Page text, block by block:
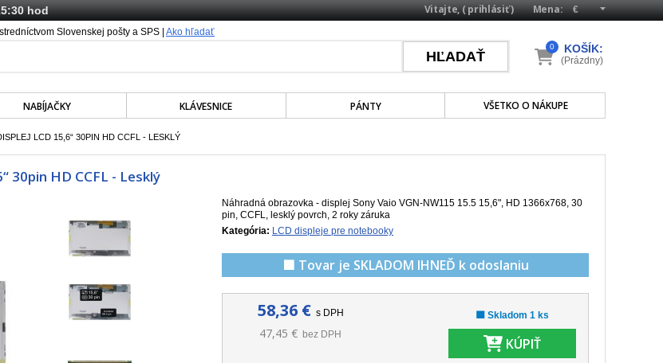
hod Mena:
Vitajte, (prihlásiť)
Slovenskej pošty a SPS | Ako hľadať
NABÍJAČKY KLÁVESNICE PÁNTY VŠETKO O NÁKUPE
KOŠÍK:
0
(Prázdny)
LCD 15,6“ 30PIN HD CCFL - LESKLÝ
30pin HD CCFL - Lesklý
Náhradná obrazovka - displej Sony Vaio VGN-NW115 15.5 15,6", HD 1366x768, 30
pin, CCFL, lesklý povrch, 2 roky záruka
Kategória: LCD displeje pre notebooky
🟩 Tovar je SKLADOM IHNEĎ k odoslaniu
58,36 € s DPH
47,45 € bez DPH
🟩 Skladom 1 ks
KÚPIŤ